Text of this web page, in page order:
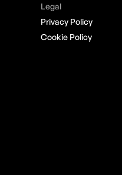
Legal
Privacy Policy
Cookie Policy